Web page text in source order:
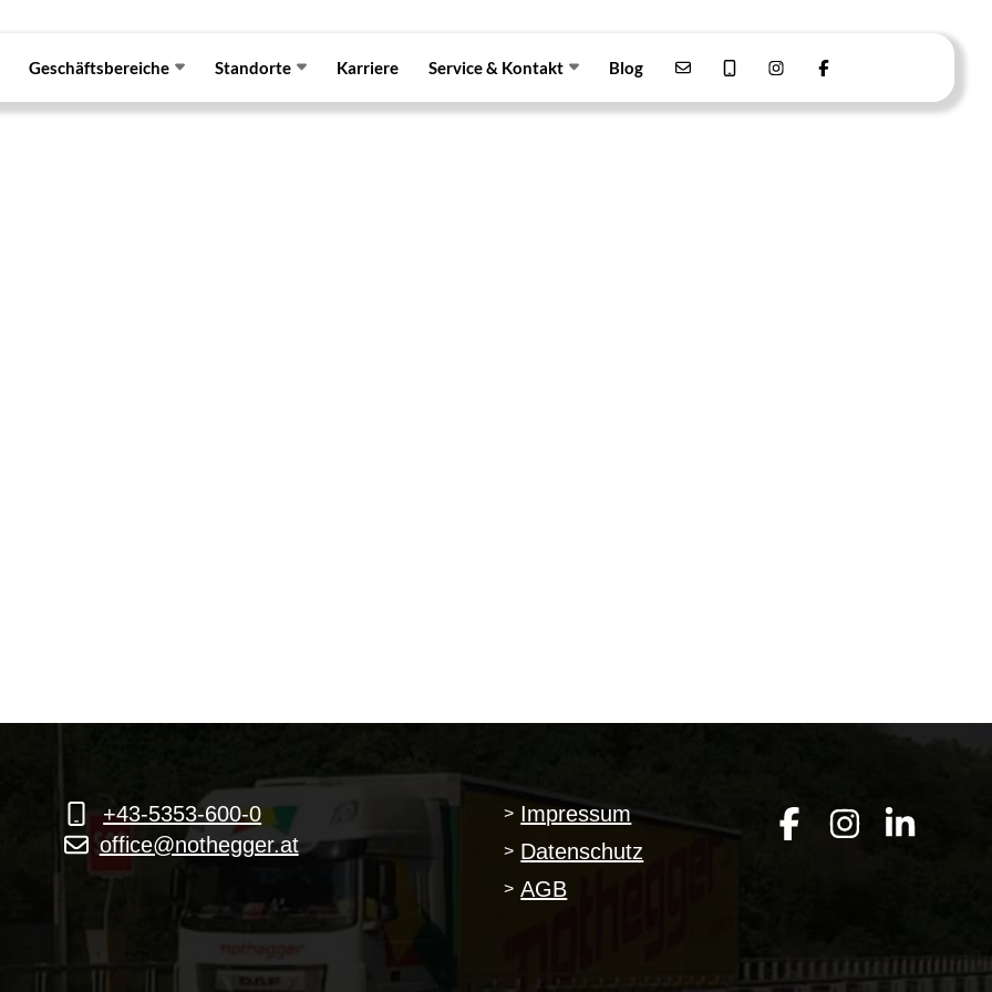
Geschäftsbereiche Standorte Karriere Service & Kontakt Blog
+43-5353-600-0
office@nothegger.at
> Impressum
> Datenschutz
> AGB